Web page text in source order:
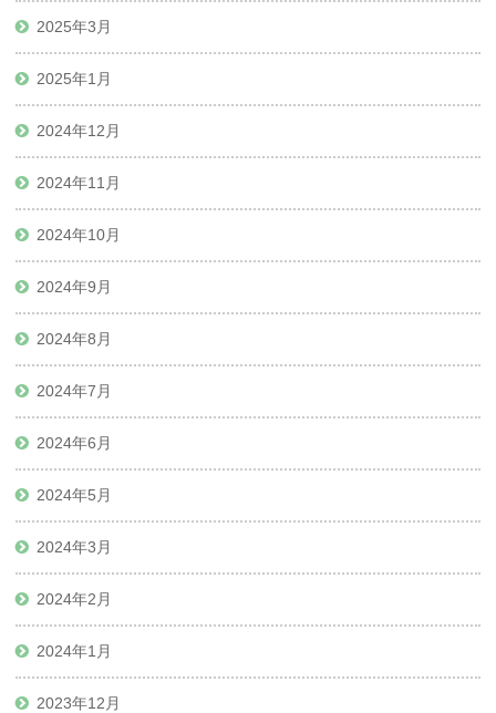
2025年3月
2025年1月
2024年12月
2024年11月
2024年10月
2024年9月
2024年8月
2024年7月
2024年6月
2024年5月
2024年3月
2024年2月
2024年1月
2023年12月